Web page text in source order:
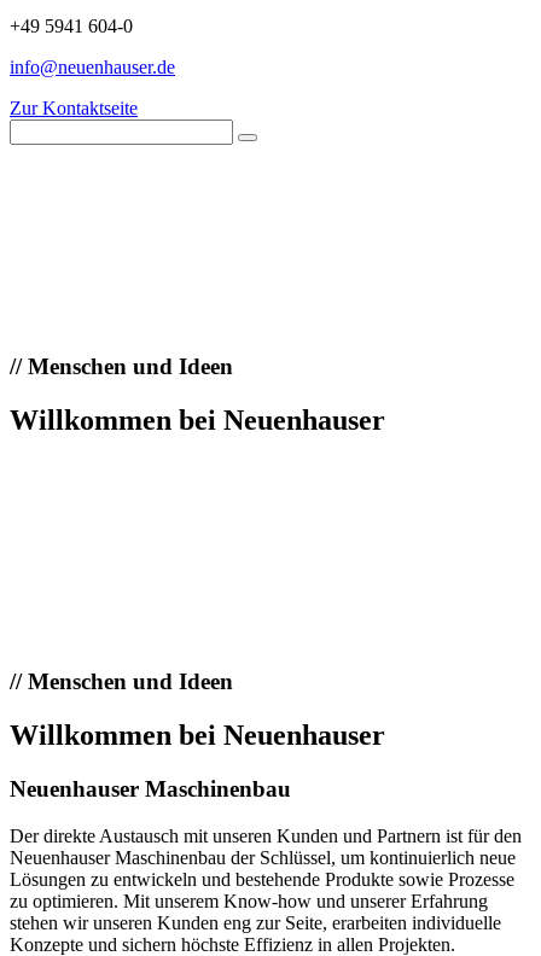
+49 5941 604-0
info@neuenhauser.de
Zur Kontaktseite
//Menschen und Ideen
Willkommen bei Neuenhauser
//Menschen und Ideen
Willkommen bei Neuenhauser
Neuenhauser Maschinenbau
Der direkte Austausch mit unseren Kunden und Partnern ist für den
Neuenhauser Maschinenbau der Schlüssel, um kontinuierlich neue
Lösungen zu entwickeln und bestehende Produkte sowie Prozesse
zu optimieren. Mit unserem Know-how und unserer Erfahrung
stehen wir unseren Kunden eng zur Seite, erarbeiten individuelle
Konzepte und sichern höchste Effizienz in allen Projekten.